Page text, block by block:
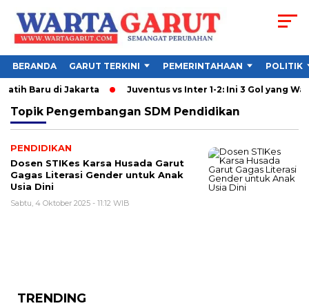
BERANDA GARUT TERKINI PEMERINTAHAAN POLITIK
Baru di Jakarta Juventus vs Inter 1-2: Ini 3 Gol yang
Topik Pengembangan SDM Pendidikan
PENDIDIKAN
Dosen STIKes Karsa Husada Garut
Gagas Literasi Gender untuk Anak
Usia Dini
Sabtu, 4 Oktober 2025 - 11:12 WIB
TRENDING